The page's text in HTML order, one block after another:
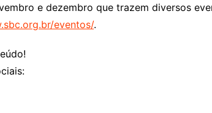
e dezembro que trazem diversos
eventos/.